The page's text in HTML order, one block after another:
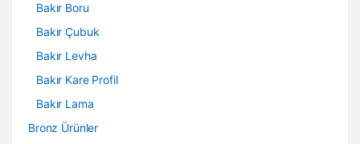
Bakır Boru
Bakır Çubuk
Bakır Levha
Bakır Kare Profil
Bakır Lama
Bronz Ürünler